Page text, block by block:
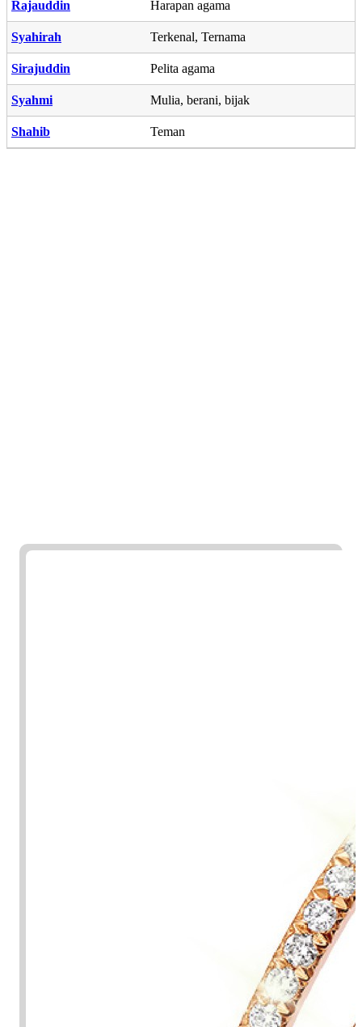
Rajauddin Harapan agama
Syahirah Terkenal, Ternama
Sirajuddin Pelita agama
Syahmi Mulia, berani, bijak
Shahib Teman